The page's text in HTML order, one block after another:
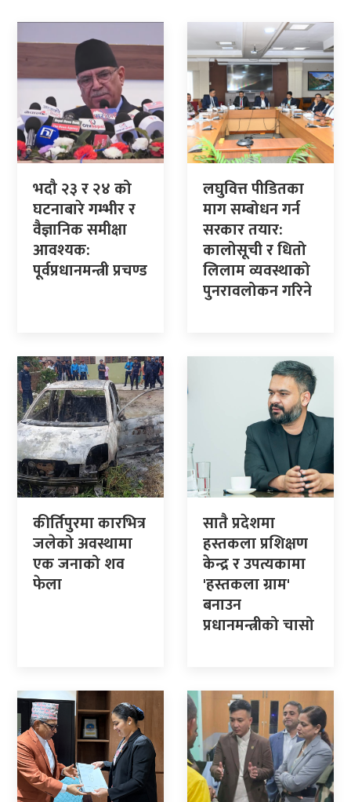
भदौ २३ र २४ को
घटनाबारे गम्भीर र
वैज्ञानिक समीक्षा
आवश्यक:
पूर्वप्रधानमन्त्री प्रचण्ड
लघुवित्त पीडितका
माग सम्बोधन गर्न
सरकार तयार:
कालोसूची र धितो
लिलाम व्यवस्थाको
पुनरावलोकन गरिने
कीर्तिपुरमा कारभित्र
जलेको अवस्थामा
एक जनाको शव
फेला
सातै प्रदेशमा
हस्तकला प्रशिक्षण
केन्द्र र उपत्यकामा
'हस्तकला ग्राम'
बनाउन
प्रधानमन्त्रीको चासो